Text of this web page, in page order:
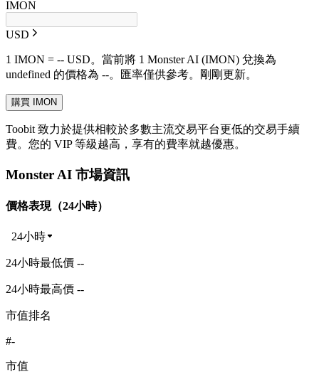
IMON
USD
1 IMON = -- USD。當前將 1 Monster AI (IMON) 兌換為
undefined 的價格為 --。匯率僅供參考。剛剛更新。
購買 IMON
Toobit 致力於提供相較於多數主流交易平台更低的交易手續
費。您的 VIP 等級越高，享有的費率就越優惠。
Monster AI 市場資訊
價格表現（24小時）
24小時
24小時最低價 --
24小時最高價 --
市值排名
#-
市值